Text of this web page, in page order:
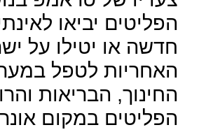
הפליטים יביאו
חדשה או יטילו על
האחריות לטפל
החינוך, הבריאות
הפליטים במקום